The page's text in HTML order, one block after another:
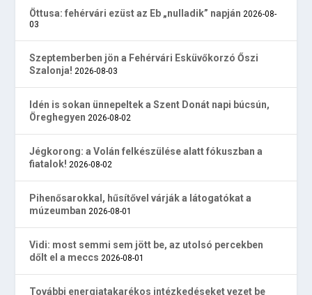
Öttusa: fehérvári ezüst az Eb „nulladik” napján 2026-08-
03
Szeptemberben jön a Fehérvári Esküvőkorzó Őszi
Szalonja! 2026-08-03
Idén is sokan ünnepeltek a Szent Donát napi búcsún,
Öreghegyen 2026-08-02
Jégkorong: a Volán felkészülése alatt fókuszban a
fiatalok! 2026-08-02
Pihenősarokkal, hűsítővel várják a látogatókat a
múzeumban 2026-08-01
Vidi: most semmi sem jött be, az utolsó percekben
dőlt el a meccs 2026-08-01
További energiatakarékos intézkedéseket vezet be